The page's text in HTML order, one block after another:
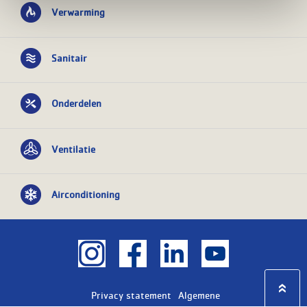
Verwarming
Sanitair
Onderdelen
Ventilatie
Airconditioning
Privacy statement Algemene